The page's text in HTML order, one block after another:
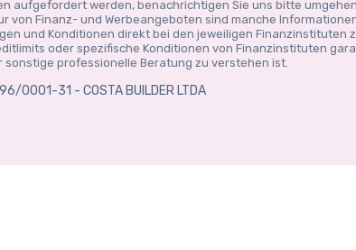
aufgefordert werden, benachrichtigen Sie uns bitte
Finanz- und Werbeangeboten sind manche
und Konditionen direkt bei den jeweiligen Finanzinstituten
oder spezifische Konditionen von Finanzinstituten
professionelle Beratung zu verstehen ist.
0001-31 - COSTA BUILDER LTDA